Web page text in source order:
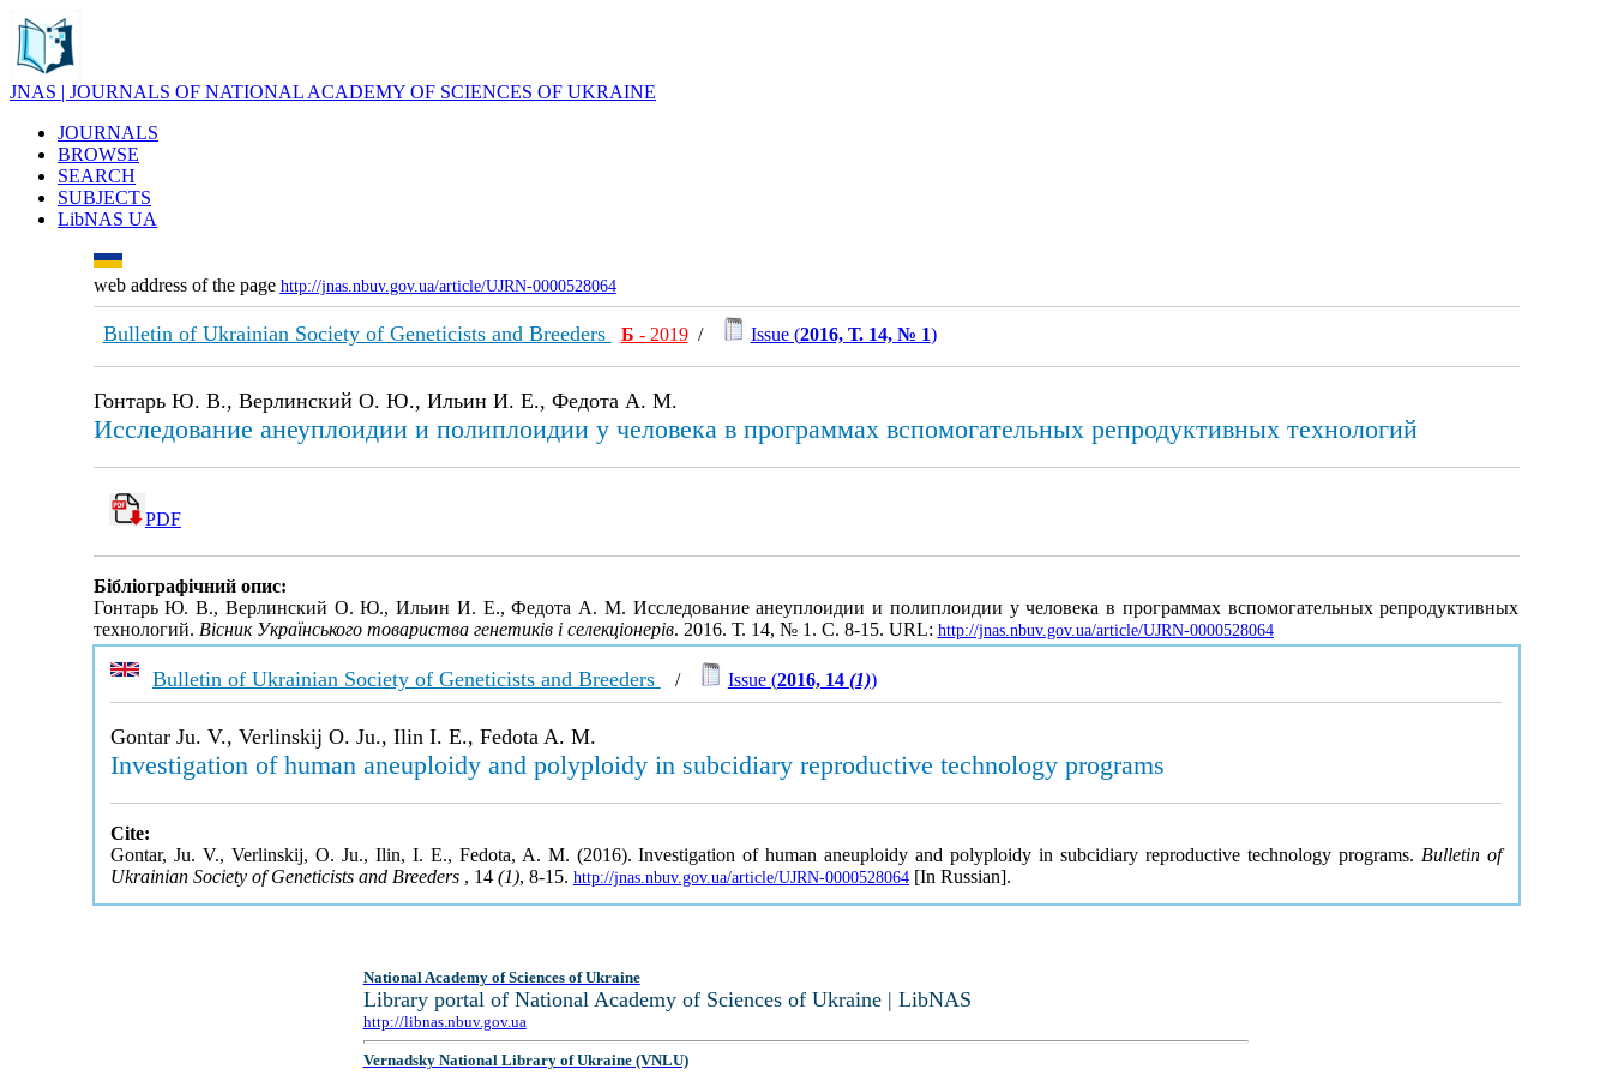
JNAS | JOURNALS OF NATIONAL ACADEMY OF SCIENCES OF UKRAINE
JOURNALS
BROWSE
SEARCH
SUBJECTS
LibNAS UA
web address of the page http://jnas.nbuv.gov.ua/article/UJRN-0000528064
Bulletin of Ukrainian Society of Geneticists and Breeders Б - 2019/ Issue (2016, Т. 14, № 1)
Гонтарь Ю. В., Верлинский О. Ю., Ильин И. Е., Федота А. М.
Исследование анеуплоидии и полиплоидии у человека в программах вспомогательных репродуктивных технологий
PDF
Бібліографічний опис:
Гонтарь Ю. В., Верлинский О. Ю., Ильин И. Е., Федота А. М. Исследование анеуплоидии и полиплоидии у человека в программах вспомогательных репродуктивных
технологий. Вісник Українського товариства генетиків і селекціонерів. 2016. Т. 14, № 1. С. 8-15. URL: http://jnas.nbuv.gov.ua/article/UJRN-0000528064
Bulletin of Ukrainian Society of Geneticists and Breeders / Issue (2016, 14 (1))
Gontar Ju. V., Verlinskij O. Ju., Ilin I. E., Fedota A. M.
Investigation of human aneuploidy and polyploidy in subcidiary reproductive technology programs
Cite:
Gontar, Ju. V., Verlinskij, O. Ju., Ilin, I. E., Fedota, A. M. (2016). Investigation of human aneuploidy and polyploidy in subcidiary reproductive technology programs. Bulletin of
Ukrainian Society of Geneticists and Breeders , 14 (1), 8-15. http://jnas.nbuv.gov.ua/article/UJRN-0000528064[In Russian].
National Academy of Sciences of Ukraine
Library portal of National Academy of Sciences of Ukraine | LibNAS
http://libnas.nbuv.gov.ua
Vernadsky National Library of Ukraine (VNLU)